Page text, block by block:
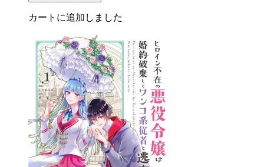
カートに追加しました